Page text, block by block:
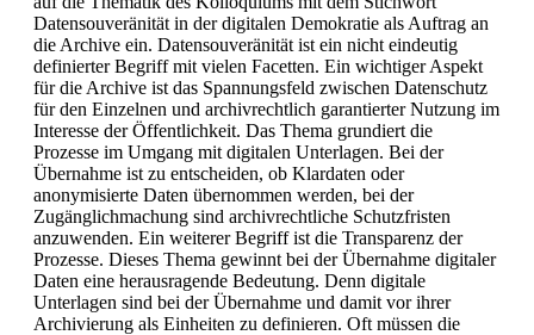
Datensouveränität in der digitalen Demokratie als Auftrag an
die Archive ein. Datensouveränität ist ein nicht eindeutig
definierter Begriff mit vielen Facetten. Ein wichtiger Aspekt
für die Archive ist das Spannungsfeld zwischen Datenschutz
für den Einzelnen und archivrechtlich garantierter Nutzung im
Interesse der Öffentlichkeit. Das Thema grundiert die
Prozesse im Umgang mit digitalen Unterlagen. Bei der
Übernahme ist zu entscheiden, ob Klardaten oder
anonymisierte Daten übernommen werden, bei der
Zugänglichmachung sind archivrechtliche Schutzfristen
anzuwenden. Ein weiterer Begriff ist die Transparenz der
Prozesse. Dieses Thema gewinnt bei der Übernahme digitaler
Daten eine herausragende Bedeutung. Denn digitale
Unterlagen sind bei der Übernahme und damit vor ihrer
Archivierung als Einheiten zu definieren. Oft müssen die